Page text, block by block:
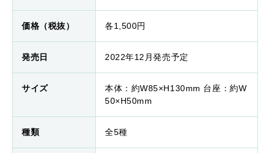
価格（税抜） 各1,500円
発売日 2022年12月発売予定
サイズ
本体：約W85×H130mm 台座：約W
50×H50mm
種類 全5種